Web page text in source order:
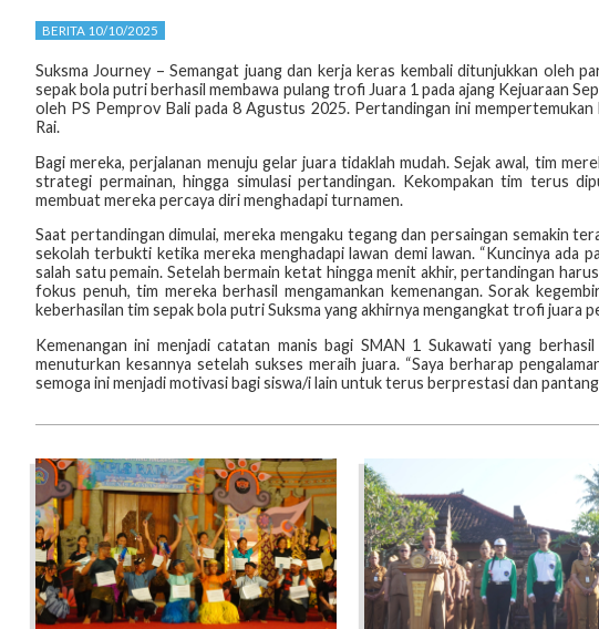
BERITA 10/10/2025
Suksma Journey – Semangat juang dan kerja keras kembali ditunjukkan oleh
sepak bola putri berhasil membawa pulang trofi Juara 1 pada ajang Kejuaraan
oleh PS Pemprov Bali pada 8 Agustus 2025. Pertandingan ini
Rai.
Bagi mereka, perjalanan menuju gelar juara tidaklah mudah. Sejak awal, tim
strategi permainan, hingga simulasi pertandingan. Kekompakan tim terus
membuat mereka percaya diri menghadapi turnamen.
Saat pertandingan dimulai, mereka mengaku tegang dan persaingan semakin
sekolah terbukti ketika mereka menghadapi lawan demi lawan. “Kuncinya ada
salah satu pemain. Setelah bermain ketat hingga menit akhir, pertandingan
fokus penuh, tim mereka berhasil mengamankan kemenangan. Sorak
keberhasilan tim sepak bola putri Suksma yang akhirnya mengangkat trofi juara
Kemenangan ini menjadi catatan manis bagi SMAN 1 Sukawati yang
menuturkan kesannya setelah sukses meraih juara. “Saya berharap
semoga ini menjadi motivasi bagi siswa/i lain untuk terus berprestasi dan